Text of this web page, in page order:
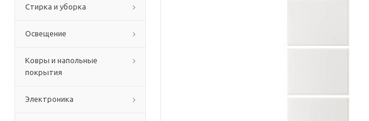
Стирка и уборка
Освещение
Ковры и напольные
покрытия
Электроника